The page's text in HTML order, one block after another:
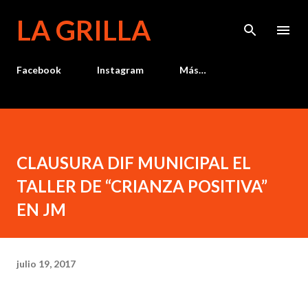
LA GRILLA
Facebook Instagram Más…
CLAUSURA DIF MUNICIPAL EL
TALLER DE “CRIANZA POSITIVA”
EN JM
julio 19, 2017